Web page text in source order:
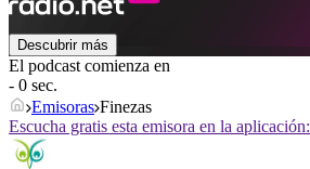
Descubrir más
El podcast comienza en
- 0 sec.
Emisoras Finezas
Escucha gratis esta emisora en la aplicación: